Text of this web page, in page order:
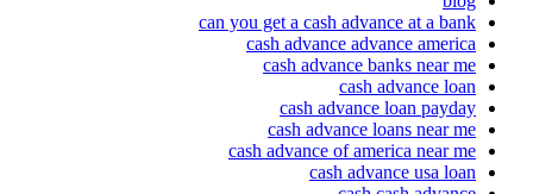
can you get a cash advance at a bank
cash advance advance america
cash advance banks near me
cash advance loan
cash advance loan payday
cash advance loans near me
cash advance of america near me
cash advance usa loan